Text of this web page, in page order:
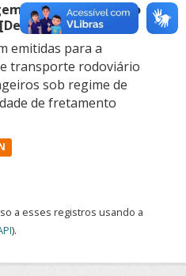
Nacional – Serviço
emitidas para a
transporte rodoviário
sob regime de
de fretamento
a esses registros usando a
).